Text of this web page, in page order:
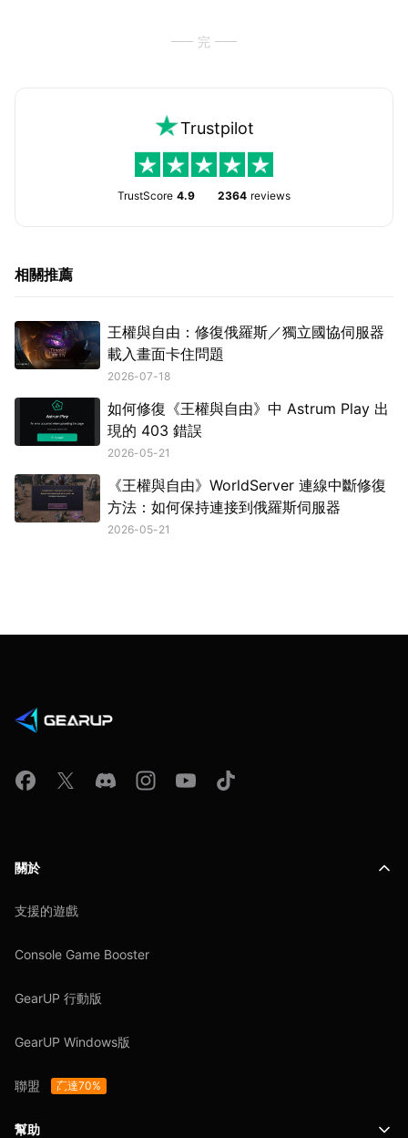
完
Trustpilot
TrustScore 4.9 2364 reviews
相關推薦
王權與自由：修復俄羅斯／獨立國協伺服器
載入畫面卡住問題
2026-07-18
如何修復《王權與自由》中 Astrum Play 出
現的 403 錯誤
2026-05-21
《王權與自由》WorldServer 連線中斷修復
方法：如何保持連接到俄羅斯伺服器
2026-05-21
關於
支援的遊戲
Console Game Booster
GearUP 行動版
GearUP Windows版
聯盟 高達70%
幫助